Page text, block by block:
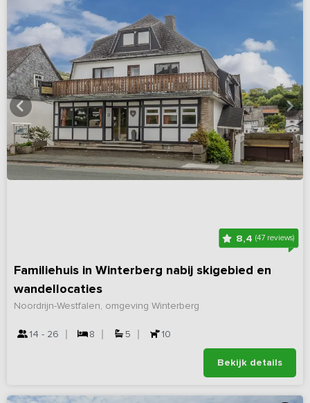
8,4 (47 reviews)
Familiehuis in Winterberg nabij skigebied en
wandellocaties
Noordrijn-Westfalen, omgeving Winterberg
14 - 26 8 5 10
Bekijk details